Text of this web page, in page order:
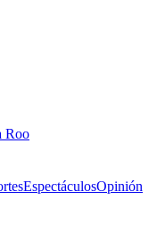
Roo
EspectáculosOpinión